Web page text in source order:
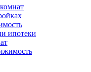
ипотеки